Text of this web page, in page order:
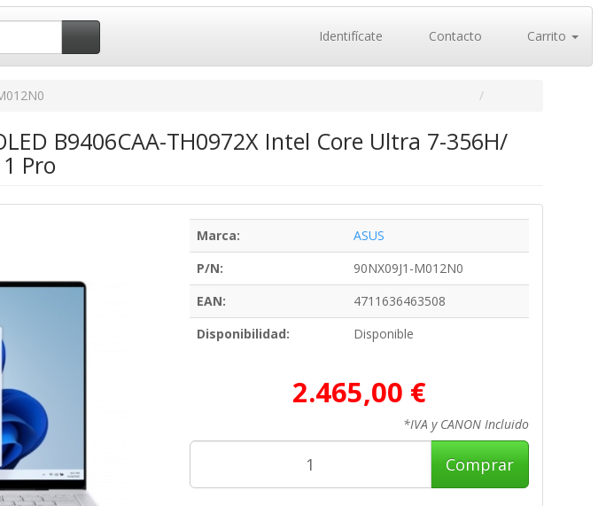
Identifícate Contacto Carrito
B9406CAA-TH0972X Intel Core Ultra 7-356H/
Pro
Marca:
ASUS
P/N:
90NX09J1-M012N0
EAN:
4711636463508
Disponibilidad:
Disponible
2.465,00 €
*IVA y CANON Incluido
Comprar